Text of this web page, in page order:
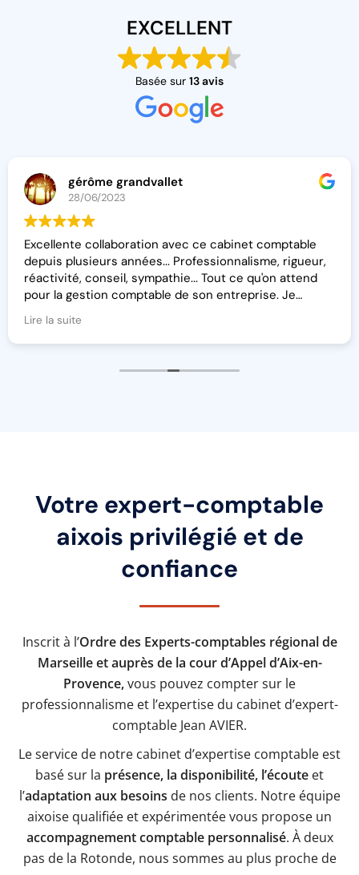
EXCELLENT
Basée sur 13 avis
gérôme grandvallet
28/06/2023
Excellente collaboration avec ce cabinet comptable
depuis plusieurs années... Professionnalisme, rigueur,
réactivité, conseil, sympathie... Tout ce qu'on attend
pour la gestion comptable de son entreprise. Je
recommande!
Lire la suite
Votre expert-comptable
aixois privilégié et de
confiance
Inscrit à l’Ordre des Experts-comptables régional de
Marseille et auprès de la cour d’Appel d’Aix-en-
Provence,vous pouvez compter sur le
professionnalisme et l’expertise du cabinet d’expert-
comptable Jean AVIER.
Le service de notre cabinet d’expertise comptable est
basé sur la présence, la disponibilité, l’écoute et
l’adaptation aux besoins de nos clients. Notre équipe
aixoise qualifiée et expérimentée vous propose un
accompagnement comptable personnalisé. À deux
pas de la Rotonde, nous sommes au plus proche de